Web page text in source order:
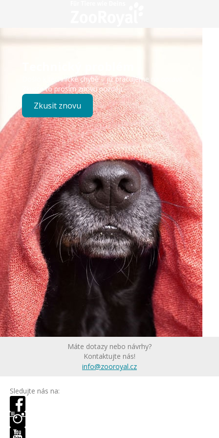
Došlo k technické chybě – již pracujeme na opravě.
Zkuste to prosím znovu později.
Zkusit znovu
Máte dotazy nebo návrhy?
Kontaktujte nás!
info@zooroyal.cz
Sledujte nás na: